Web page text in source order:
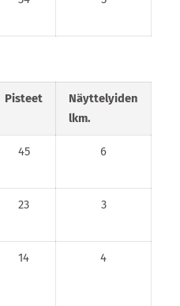
Pisteet
Näyttelyiden
lkm.
45 6
23 3
14 4